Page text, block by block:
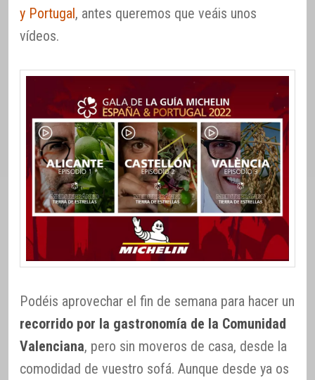
y Portugal, antes queremos que veáis unos
vídeos.
Podéis aprovechar el fin de semana para hacer un
recorrido por la gastronomía de la Comunidad
Valenciana, pero sin moveros de casa, desde la
comodidad de vuestro sofá. Aunque desde ya os